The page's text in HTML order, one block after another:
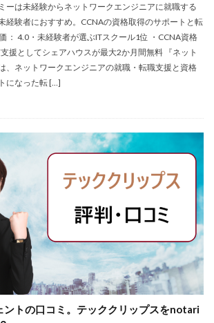
ーは未経験からネットワークエンジニアに就職する
経験者におすすめ。CCNAの資格取得のサポートと転
： 4.0・未経験者が選ぶITスクール1位 ・CCNA資格
援としてシェアハウスが最大2か月間無料 『ネット
、ネットワークエンジニアの就職・転職支援と資格
になった転 […]
ントの口コミ。テッククリップスをnotari